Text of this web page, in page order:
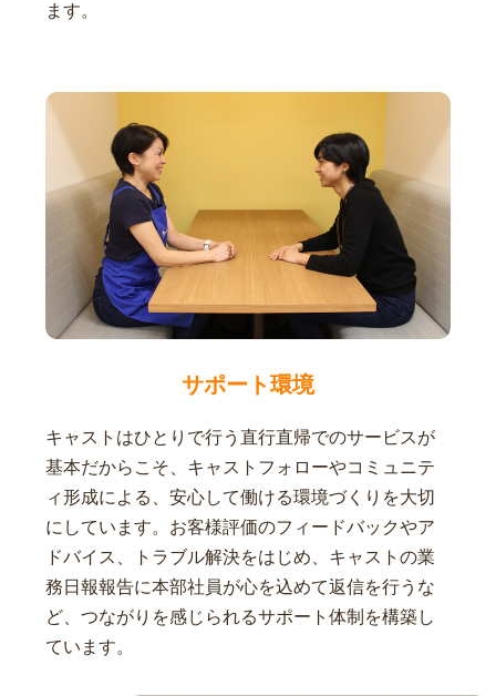
ます。
サポート環境
キャストはひとりで行う直行直帰でのサービスが
基本だからこそ、キャストフォローやコミュニテ
ィ形成による、安心して働ける環境づくりを大切
にしています。お客様評価のフィードバックやア
ドバイス、トラブル解決をはじめ、キャストの業
務日報報告に本部社員が心を込めて返信を行うな
ど、つながりを感じられるサポート体制を構築し
ています。